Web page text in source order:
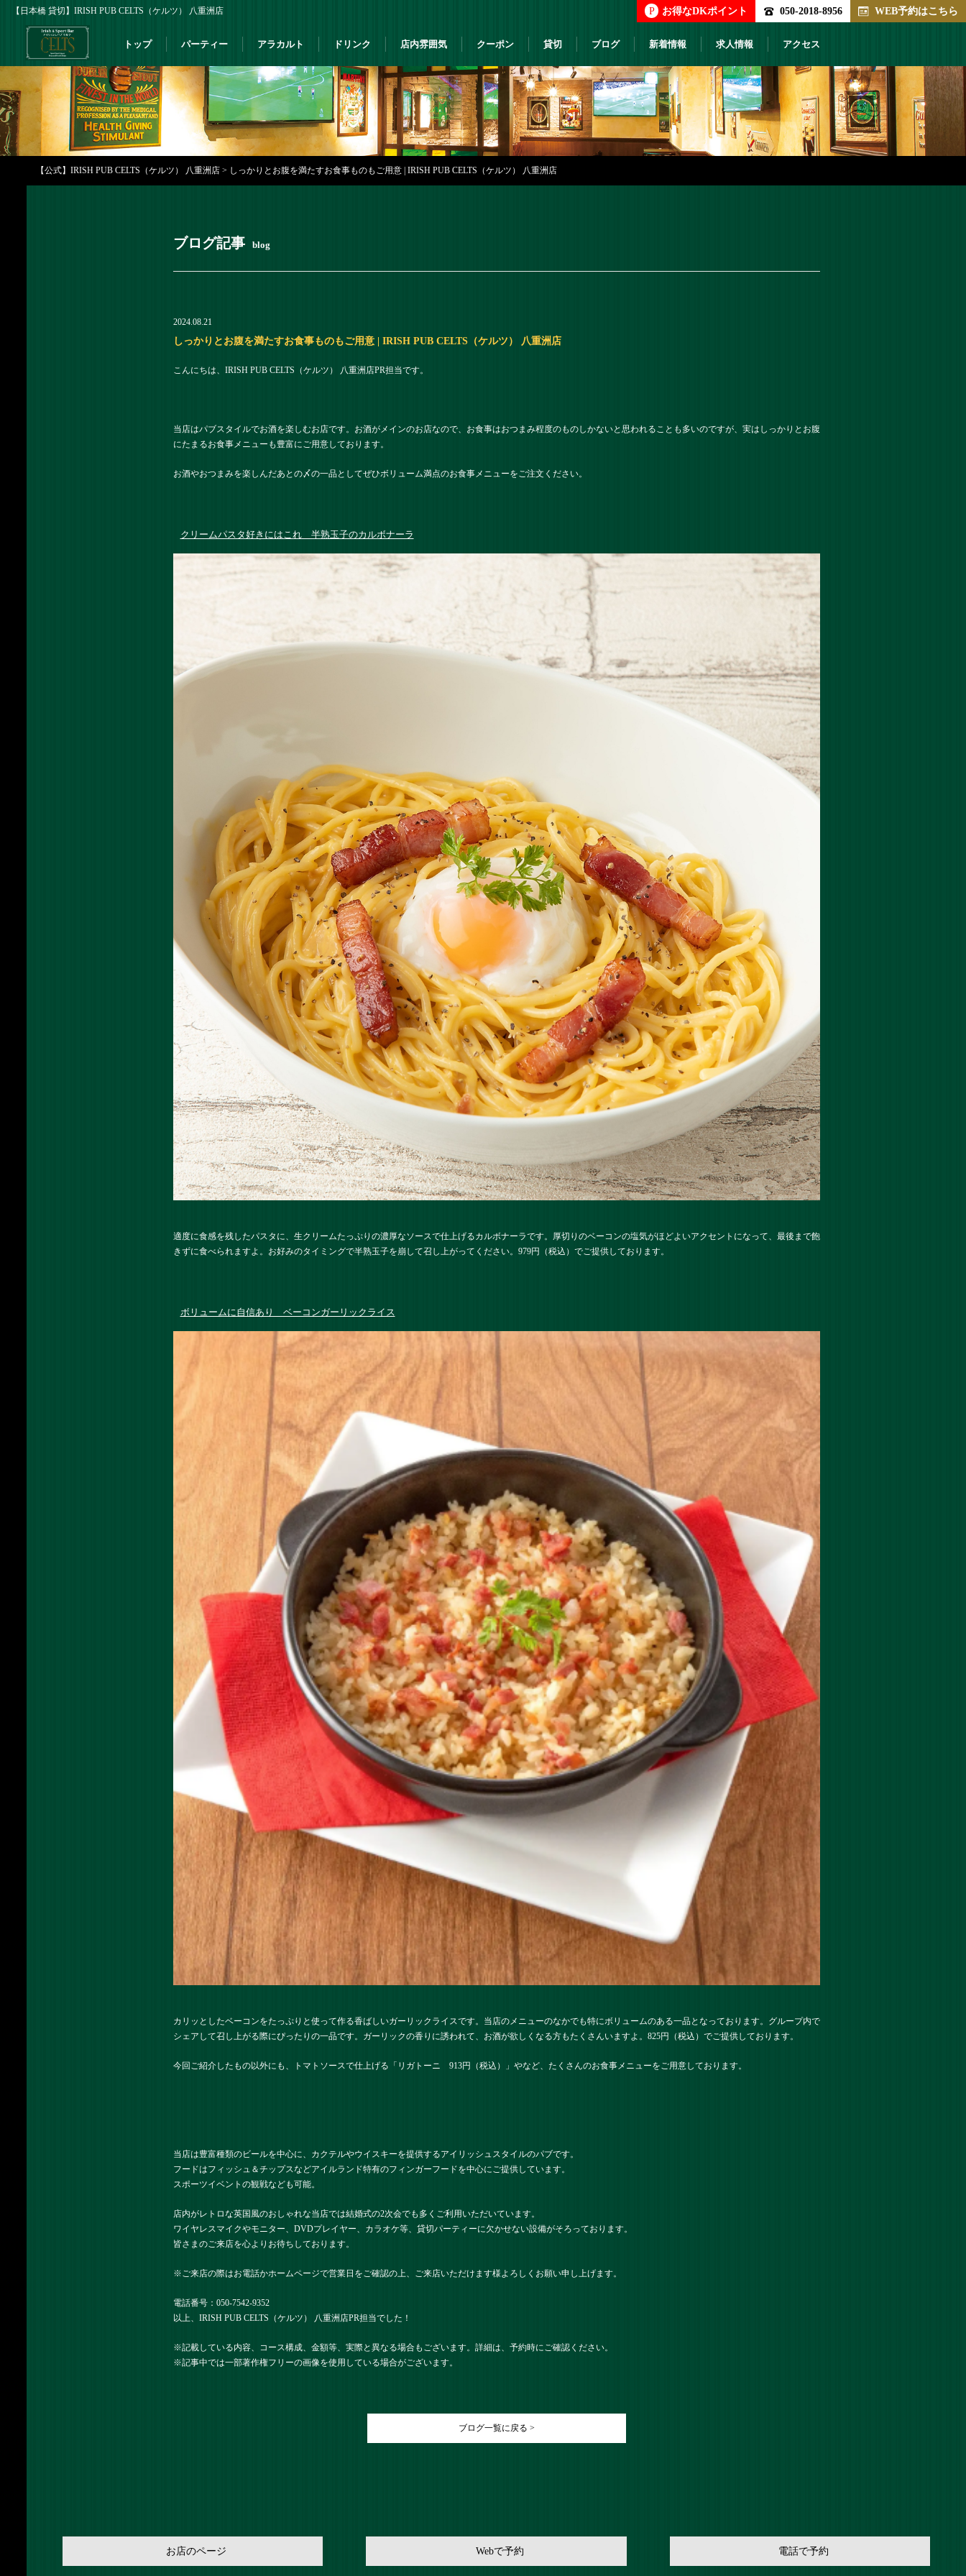
【日本橋 貸切】IRISH PUB CELTS（ケルツ） 八重洲店 P お得なDKポイント 050-2018-8956 WEB予約はこちら
トップ パーティー アラカルト ドリンク 店内雰囲気 クーポン 貸切 ブログ 新着情報 求人情報 アクセス
【公式】IRISH PUB CELTS（ケルツ） 八重洲店 > しっかりとお腹を満たすお食事ものもご用意 | IRISH PUB CELTS（ケルツ） 八重洲店
ブログ記事 blog
2024.08.21
しっかりとお腹を満たすお食事ものもご用意 | IRISH PUB CELTS（ケルツ） 八重洲店
こんにちは、IRISH PUB CELTS（ケルツ） 八重洲店PR担当です。
当店はパブスタイルでお酒を楽しむお店です。お酒がメインのお店なので、お食事はおつまみ程度のものしかないと思われることも多いのですが、実はしっかりとお腹
にたまるお食事メニューも豊富にご用意しております。
お酒やおつまみを楽しんだあとの〆の一品としてぜひボリューム満点のお食事メニューをご注文ください。
クリームパスタ好きにはこれ 半熟玉子のカルボナーラ
適度に食感を残したパスタに、生クリームたっぷりの濃厚なソースで仕上げるカルボナーラです。厚切りのベーコンの塩気がほどよいアクセントになって、最後まで飽
きずに食べられますよ。お好みのタイミングで半熟玉子を崩して召し上がってください。979円（税込）でご提供しております。
ボリュームに自信あり ベーコンガーリックライス
カリッとしたベーコンをたっぷりと使って作る香ばしいガーリックライスです。当店のメニューのなかでも特にボリュームのある一品となっております。グループ内で
シェアして召し上がる際にぴったりの一品です。ガーリックの香りに誘われて、お酒が欲しくなる方もたくさんいますよ。825円（税込）でご提供しております。
今回ご紹介したもの以外にも、トマトソースで仕上げる「リガトーニ 913円（税込）」やなど、たくさんのお食事メニューをご用意しております。
当店は豊富種類のビールを中心に、カクテルやウイスキーを提供するアイリッシュスタイルのパブです。
フードはフィッシュ＆チップスなどアイルランド特有のフィンガーフードを中心にご提供しています。
スポーツイベントの観戦なども可能。
店内がレトロな英国風のおしゃれな当店では結婚式の2次会でも多くご利用いただいています。
ワイヤレスマイクやモニター、DVDプレイヤー、カラオケ等、貸切パーティーに欠かせない設備がそろっております。
皆さまのご来店を心よりお待ちしております。
※ご来店の際はお電話かホームページで営業日をご確認の上、ご来店いただけます様よろしくお願い申し上げます。
電話番号： 050-7542-9352
以上、IRISH PUB CELTS（ケルツ） 八重洲店PR担当でした！
※記載している内容、コース構成、金額等、実際と異なる場合もございます。詳細は、予約時にご確認ください。
※記事中では一部著作権フリーの画像を使用している場合がございます。
ブログ一覧に戻る >
お店のページ Webで予約 電話で予約